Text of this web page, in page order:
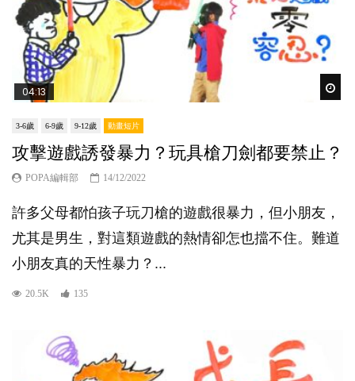
04:13
3-6歲 6-9歲 9-12歲 動畫短片
攻擊遊戲誘發暴力？玩具槍刀劍都要禁止？
POPA編輯部 14/12/2022
許多父母都怕孩子玩刀槍的遊戲很暴力，但小朋友，
尤其是男生，對這類遊戲的熱情卻怎也擋不住。難道
小朋友真的天性暴力？...
20.5K 135